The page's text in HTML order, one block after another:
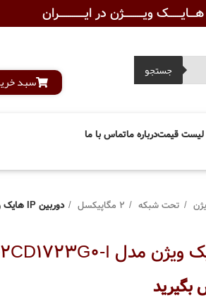
ویـــــــــژن در ایــــــــــــران
جستجو
سبد
لیست قیمتدرباره ماتماس با ما
تحت شبکه 2 مگاپیکسل دوربین IP هایک ویژن مدل DS-2CD1723G0-I
بگیرید